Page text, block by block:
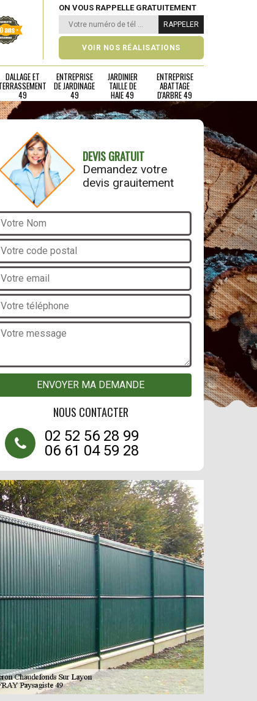
ON VOUS RAPPELLE GRATUITEMENT
VOIR NOS RÉALISATIONS
DALLAGE ET
49
ENTREPRISE
DE JARDINAGE
49
JARDINIER
TAILLE DE
HAIE 49
ENTREPRISE
ABATTAGE
D'ARBRE 49
DEVIS GRATUIT
Demandez votre
devis grauitement
NOUS CONTACTER
02 52 56 28 99
06 61 04 59 28